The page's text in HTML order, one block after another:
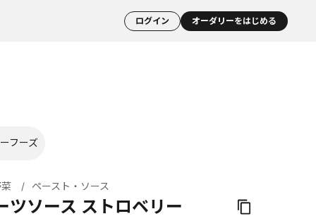
ログイン オーダリーをはじめる
フーズ
ペースト・ソース
ツソース ストロベリー